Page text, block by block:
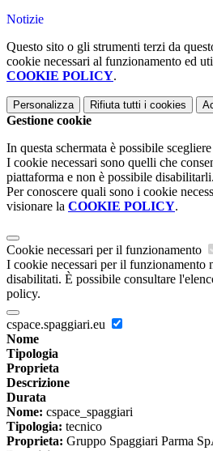
Notizie
Questo sito o gli strumenti terzi da
cookie necessari al funzionamento ed
COOKIE POLICY.
Personalizza Rifiuta tutti i cookies
Gestione cookie
In questa schermata è possibile
I cookie necessari sono quelli che
piattaforma e non è possibile disabilitarli.
Per conoscere quali sono i cookie
visionare la COOKIE POLICY.
Cookie necessari per il funzionamento
I cookie necessari per il funzionamento
disabilitati. È possibile consultare
policy.
cspace.spaggiari.eu
Nome
Tipologia
Proprieta
Descrizione
Durata
Nome: cspace_spaggiari
Tipologia: tecnico
Proprieta: Gruppo Spaggiari Parma